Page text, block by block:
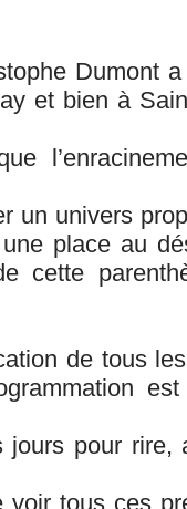
Dumont
et bien à
un univers
place au
cette
de tous
jours pour rire,
tous ces